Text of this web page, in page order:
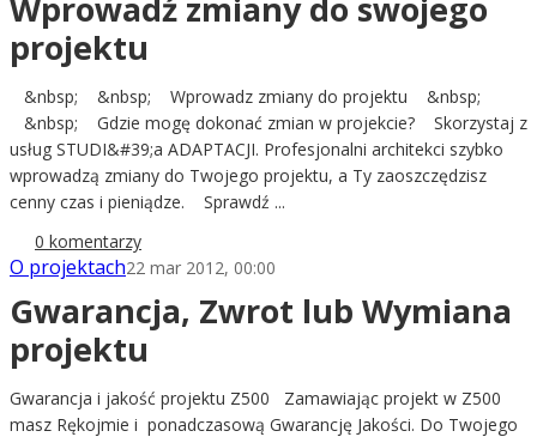
projektu
&nbsp; &nbsp; Wprowadz zmiany do projektu &nbsp;
&nbsp; Gdzie mogę dokonać zmian w projekcie? Skorzystaj z
usług STUDI&#39;a ADAPTACJI. Profesjonalni architekci szybko
wprowadzą zmiany do Twojego projektu, a Ty zaoszczędzisz
cenny czas i pieniądze. Sprawdź ...
0 komentarzy
O projektach22 mar 2012, 00:00
Gwarancja, Zwrot lub Wymiana
projektu
Gwarancja i jakość projektu Z500 Zamawiając projekt w Z500
masz Rękojmie i ponadczasową Gwarancję Jakości. Do Twojego